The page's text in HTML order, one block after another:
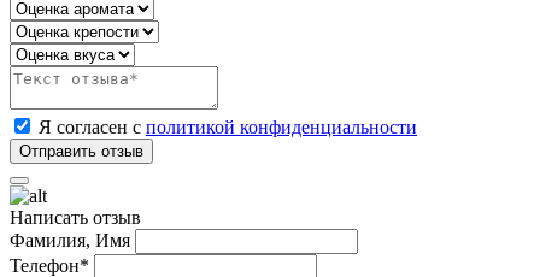
Я согласен с политикой конфиденциальности
Написать отзыв
Фамилия, Имя
Телефон*